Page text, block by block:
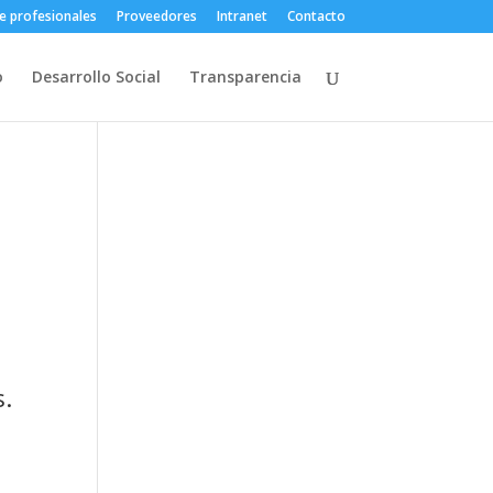
profesionales Proveedores Intranet Contacto
Desarrollo Social Transparencia